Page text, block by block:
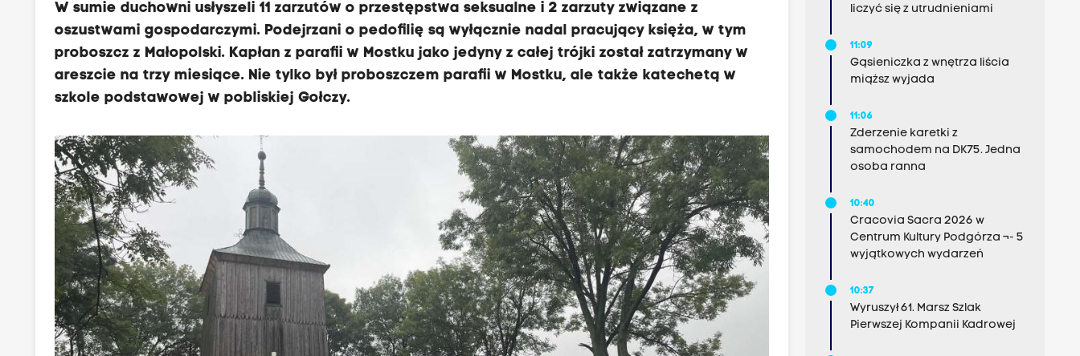
W sumie duchowni usłyszeli 11 zarzutów o przestępstwa seksualne i 2 zarzuty związane z
oszustwami gospodarczymi. Podejrzani o pedofilię są wyłącznie nadal pracujący księża, w tym
proboszcz z Małopolski. Kapłan z parafii w Mostku jako jedyny z całej trójki został zatrzymany w
areszcie na trzy miesiące. Nie tylko był proboszczem parafii w Mostku, ale także katechetą w
szkole podstawowej w pobliskiej Gołczy.
liczyć się z utrudnieniami
11:09
Gąsieniczka z wnętrza liścia
miąższ wyjada
11:06
Zderzenie karetki z
samochodem na DK75. Jedna
osoba ranna
10:40
Cracovia Sacra 2026 w
Centrum Kultury Podgórza ¬- 5
wyjątkowych wydarzeń
10:37
Wyruszył 61. Marsz Szlak
Pierwszej Kompanii Kadrowej